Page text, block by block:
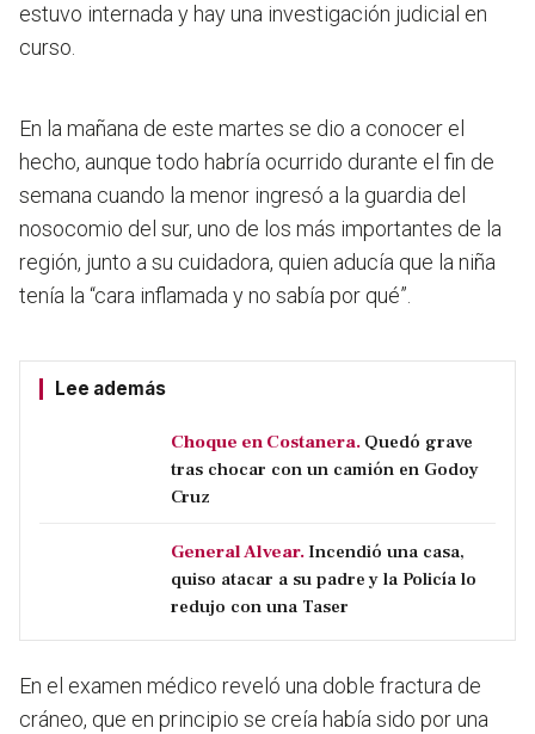
estuvo internada y hay una investigación judicial en
curso.
En la mañana de este martes se dio a conocer el
hecho, aunque todo habría ocurrido durante el fin de
semana cuando la menor ingresó a la guardia del
nosocomio del sur, uno de los más importantes de la
región, junto a su cuidadora, quien aducía que la niña
tenía la “cara inflamada y no sabía por qué”.
Lee además
Choque en Costanera. Quedó grave
tras chocar con un camión en Godoy
Cruz
General Alvear. Incendió una casa,
quiso atacar a su padre y la Policía lo
redujo con una Taser
En el examen médico reveló una doble fractura de
cráneo, que en principio se creía había sido por una